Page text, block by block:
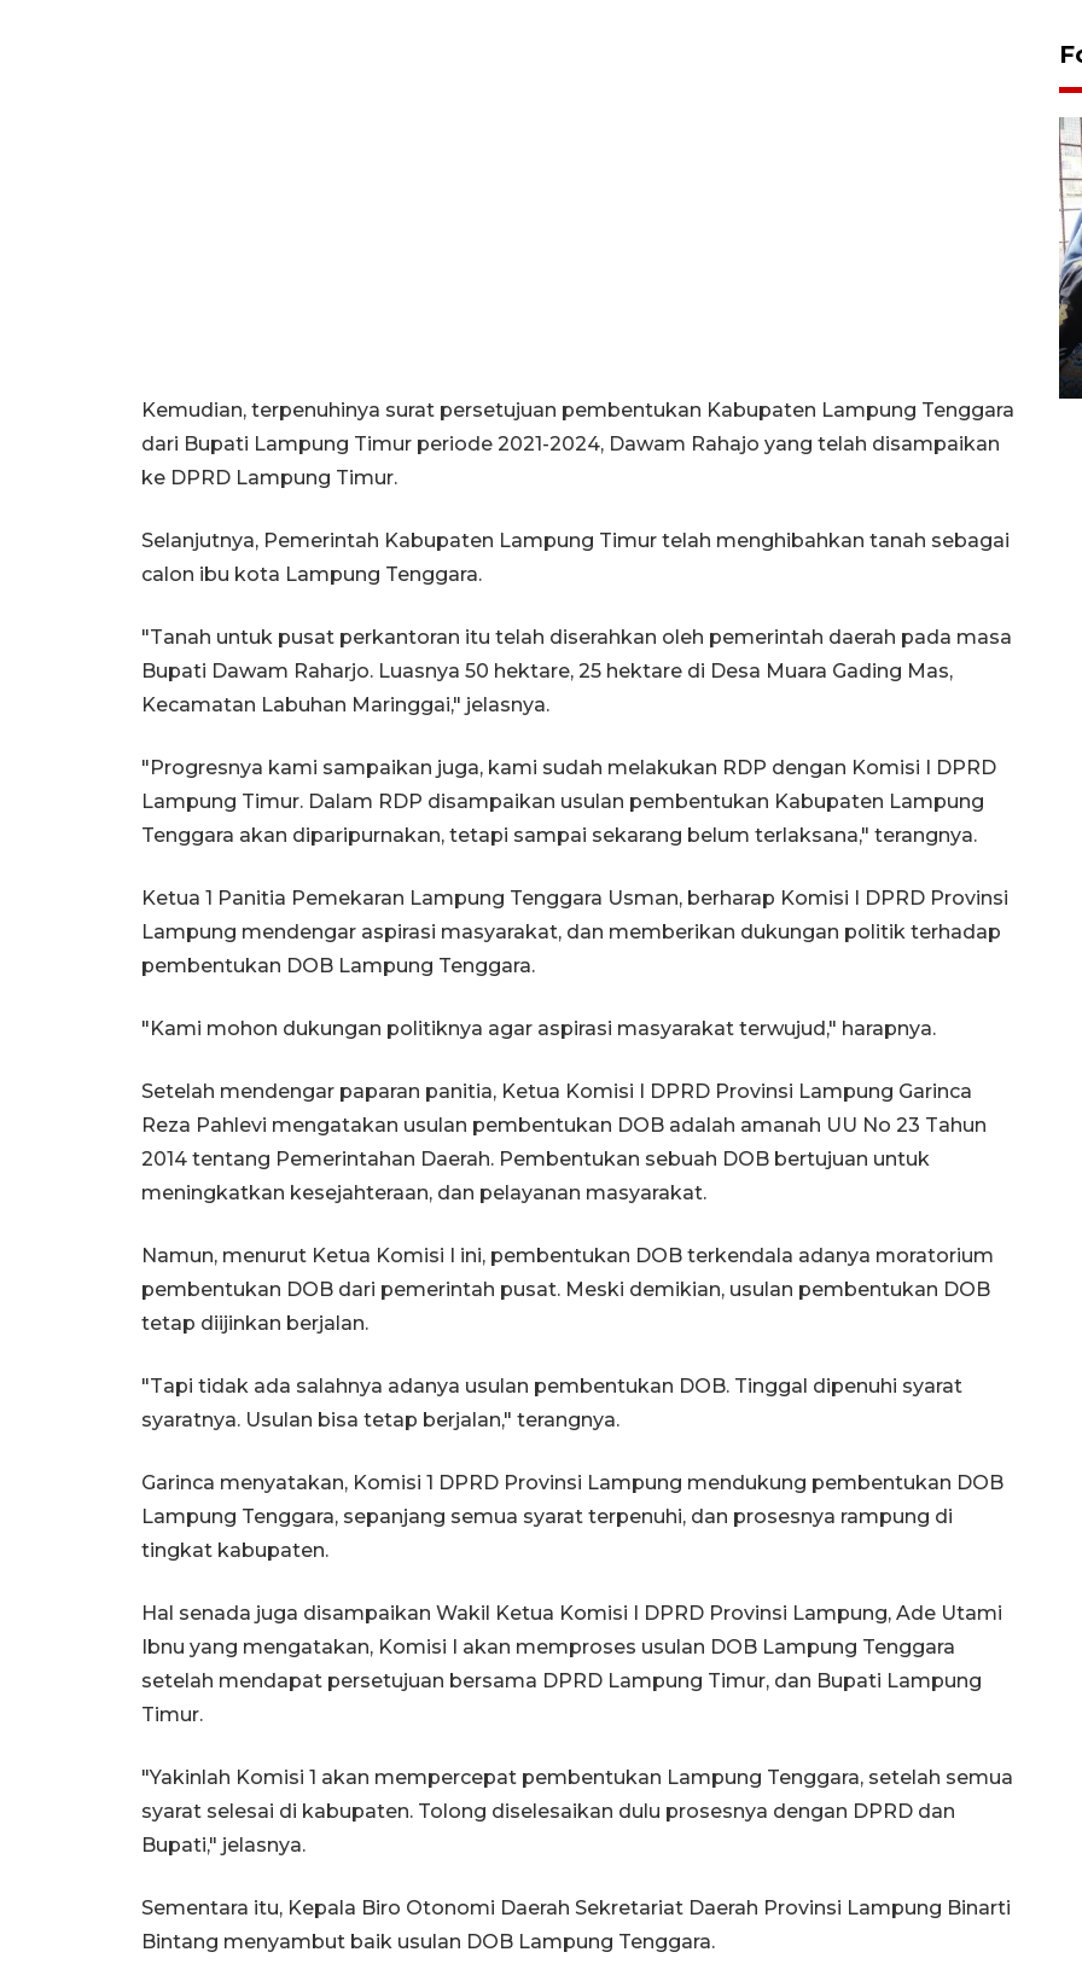
Kemudian, terpenuhinya surat persetujuan pembentukan Kabupaten Lampung Tenggara
dari Bupati Lampung Timur periode 2021-2024, Dawam Rahajo yang telah disampaikan
ke DPRD Lampung Timur.
Selanjutnya, Pemerintah Kabupaten Lampung Timur telah menghibahkan tanah sebagai
calon ibu kota Lampung Tenggara.
"Tanah untuk pusat perkantoran itu telah diserahkan oleh pemerintah daerah pada masa
Bupati Dawam Raharjo. Luasnya 50 hektare, 25 hektare di Desa Muara Gading Mas,
Kecamatan Labuhan Maringgai," jelasnya.
"Progresnya kami sampaikan juga, kami sudah melakukan RDP dengan Komisi I DPRD
Lampung Timur. Dalam RDP disampaikan usulan pembentukan Kabupaten Lampung
Tenggara akan diparipurnakan, tetapi sampai sekarang belum terlaksana," terangnya.
Ketua 1 Panitia Pemekaran Lampung Tenggara Usman, berharap Komisi I DPRD Provinsi
Lampung mendengar aspirasi masyarakat, dan memberikan dukungan politik terhadap
pembentukan DOB Lampung Tenggara.
"Kami mohon dukungan politiknya agar aspirasi masyarakat terwujud," harapnya.
Setelah mendengar paparan panitia, Ketua Komisi I DPRD Provinsi Lampung Garinca
Reza Pahlevi mengatakan usulan pembentukan DOB adalah amanah UU No 23 Tahun
2014 tentang Pemerintahan Daerah. Pembentukan sebuah DOB bertujuan untuk
meningkatkan kesejahteraan, dan pelayanan masyarakat.
Namun, menurut Ketua Komisi I ini, pembentukan DOB terkendala adanya moratorium
pembentukan DOB dari pemerintah pusat. Meski demikian, usulan pembentukan DOB
tetap diijinkan berjalan.
"Tapi tidak ada salahnya adanya usulan pembentukan DOB. Tinggal dipenuhi syarat
syaratnya. Usulan bisa tetap berjalan," terangnya.
Garinca menyatakan, Komisi 1 DPRD Provinsi Lampung mendukung pembentukan DOB
Lampung Tenggara, sepanjang semua syarat terpenuhi, dan prosesnya rampung di
tingkat kabupaten.
Hal senada juga disampaikan Wakil Ketua Komisi I DPRD Provinsi Lampung, Ade Utami
Ibnu yang mengatakan, Komisi I akan memproses usulan DOB Lampung Tenggara
setelah mendapat persetujuan bersama DPRD Lampung Timur, dan Bupati Lampung
Timur.
"Yakinlah Komisi 1 akan mempercepat pembentukan Lampung Tenggara, setelah semua
syarat selesai di kabupaten. Tolong diselesaikan dulu prosesnya dengan DPRD dan
Bupati," jelasnya.
Sementara itu, Kepala Biro Otonomi Daerah Sekretariat Daerah Provinsi Lampung Binarti
Bintang menyambut baik usulan DOB Lampung Tenggara.